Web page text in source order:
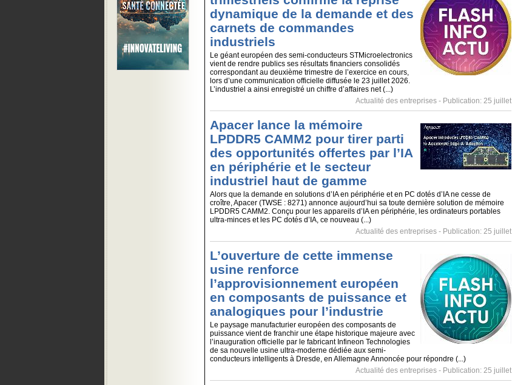
dynamique de la demande et des
carnets de commandes
industriels
Le géant européen des semi-conducteurs STMicroelectronics
vient de rendre publics ses résultats financiers consolidés
correspondant au deuxième trimestre de l’exercice en cours,
lors d’une communication officielle diffusée le 23 juillet 2026.
L’industriel a ainsi enregistré un chiffre d’affaires net (...)
Actualité des entreprises - Publication: 25 juillet
Apacer lance la mémoire
LPDDR5 CAMM2 pour tirer parti
des opportunités offertes par l’IA
en périphérie et le secteur
industriel haut de gamme
Alors que la demande en solutions d’IA en périphérie et en PC dotés d’IA ne cesse de
croître, Apacer (TWSE : 8271) annonce aujourd’hui sa toute dernière solution de mémoire
LPDDR5 CAMM2. Conçu pour les appareils d’IA en périphérie, les ordinateurs portables
ultra-minces et les PC dotés d’IA, ce nouveau (...)
Actualité des entreprises - Publication: 25 juillet
L’ouverture de cette immense
usine renforce
l’approvisionnement européen
en composants de puissance et
analogiques pour l’industrie
Le paysage manufacturier européen des composants de
puissance vient de franchir une étape historique majeure avec
l’inauguration officielle par le fabricant Infineon Technologies
de sa nouvelle usine ultra-moderne dédiée aux semi-
conducteurs intelligents à Dresde, en Allemagne Annoncée pour répondre (...)
Actualité des entreprises - Publication: 25 juillet